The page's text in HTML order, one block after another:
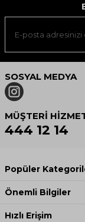
SOSYAL MEDYA
MÜŞTERI
444 12 14
Popüler
Önemli Bilgiler
Hızlı Erişim